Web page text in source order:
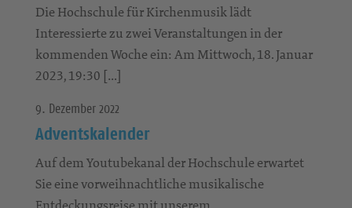
Die Hochschule für Kirchenmusik lädt
Interessierte zu zwei Veranstaltungen in der
kommenden Woche ein: Am Mittwoch, 18. Januar
2023, 19:30 […]
9. Dezember 2022
Adventskalender
Auf dem Youtubekanal der Hochschule erwartet
Sie eine vorweihnachtliche musikalische